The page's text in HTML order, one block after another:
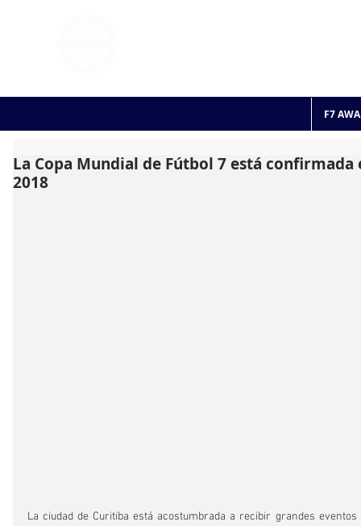
F7
La Copa Mundial de Fútbol 7 está
2018
La ciudad de Curitiba está acostumbrada a recibir grandes